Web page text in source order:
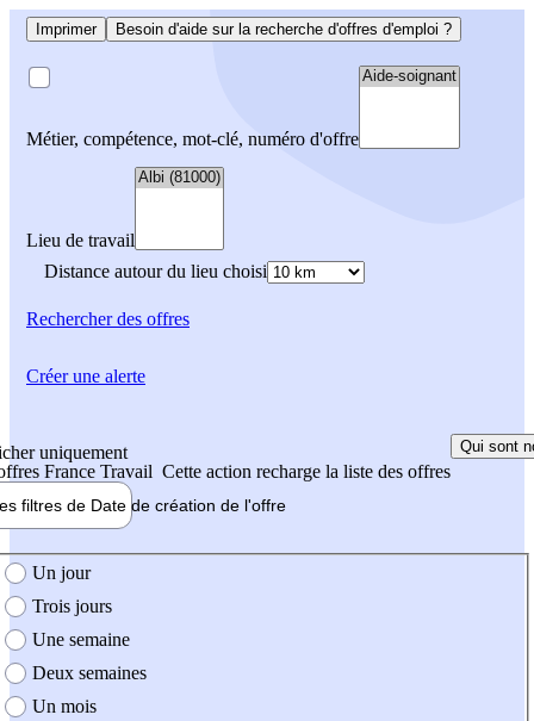
Imprimer Besoin d'aide sur la recherche d'offres d'emploi ?
Métier, compétence, mot-clé, numéro d'offre
Lieu de travail
Distance autour du lieu choisi
Rechercherdes offres
uniquement
France Travail Cette action recharge la liste des offres
Qui sont
filtres de Date de création de l'offre
création de l'offre
Un jour
Trois jours
Une semaine
Deux semaines
Un mois
Créer une alerte